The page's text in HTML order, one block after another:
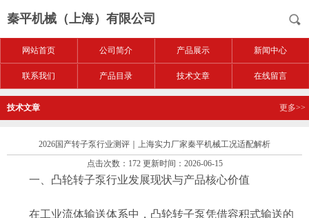
秦平机械（上海）有限公司
网站首页 公司简介 产品展示 新闻中心
联系我们 产品目录 技术文章 在线留言
技术文章 更多>>
2026国产转子泵行业测评｜上海实力厂家秦平机械工况适配解析
点击次数：172 更新时间：2026-06-15
一、凸轮转子泵行业发展现状与产品核心价值
在工业流体输送体系中，凸轮转子泵凭借容积式输送的